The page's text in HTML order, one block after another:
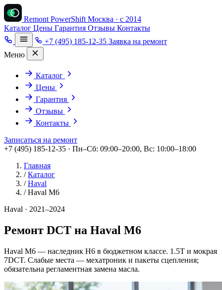
Remont PowerShift Москва · с 2014
Каталог Цены Гарантия Отзывы Контакты
+7 (495) 185-12-35 Заявка на ремонт
Меню
Каталог
Цены
Гарантия
Отзывы
Контакты
Записаться на ремонт
+7 (495) 185-12-35 · Пн–Сб: 09:00–20:00, Вс: 10:00–18:00
Главная
/ Каталог
/ Haval
/ Haval M6
Haval · 2021–2024
Ремонт DCT на Haval M6
Haval M6 — наследник H6 в бюджетном классе. 1.5T и мокрая
7DCT. Слабые места — мехатроник и пакеты сцепления;
обязательна регламентная замена масла.